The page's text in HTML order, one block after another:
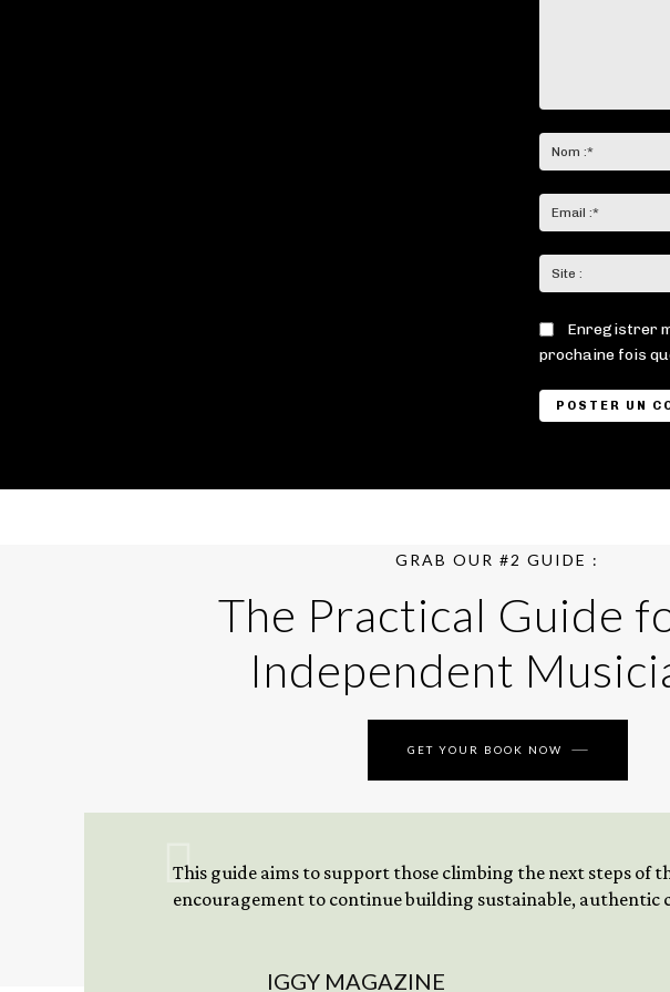
Enregistrer
prochaine fois
GRAB OUR #2 GUIDE :
The Practical Guide
Independent
GET YOUR BOOK NOW
This guide aims to support those climbing the next steps
encouragement to continue building sustainable, authentic
IGGY MAGAZINE